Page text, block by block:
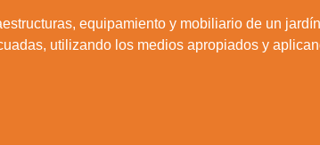
equipamiento y mobiliario de un
utilizando los medios apropiados y